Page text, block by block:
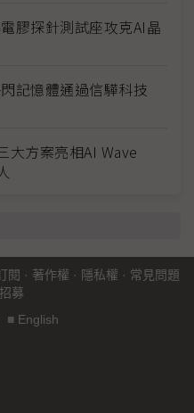
膠探針測試座攻克AI晶
記憶體通過信驊科技
大方案亮相AI Wave
閱 · 著作權 · 隱私權 · 常見問題
募
■ English